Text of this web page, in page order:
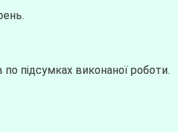
підсумках виконаної роботи.